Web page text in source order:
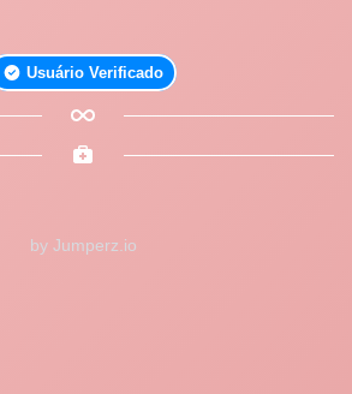
Usuário Verificado
by Jumperz.io